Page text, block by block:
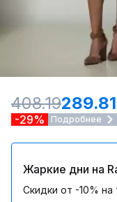
408.19
-29% Подробнее
Жаркие дни на
Скидки от -10%